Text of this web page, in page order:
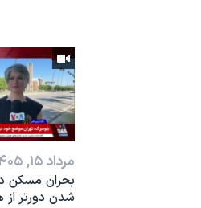
مرداد ۱۵, ۱۴۰۵
بحران مسکن
شدن دورتر